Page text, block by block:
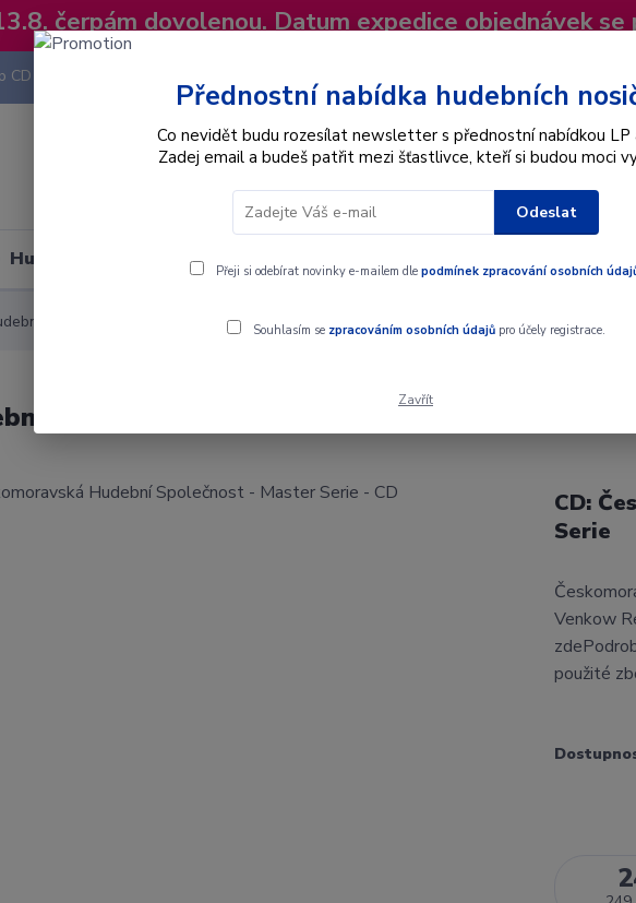
čerpám dovolenou. Datum expedice objednávek
CD
Hledat
Hudební styly Interpret Dárkové
Společnost - Master Serie - CD
Společnost - Master Serie - CD
CD:
Serie
Venkow
použité
Přednostní nabídka hudebních
Co nevidět budu rozesílat newsletter s přednostní nabídkou LP
Zadej email a budeš patřit mezi šťastlivce, kteří si budou moci
Odeslat
Přeji si odebírat novinky e-mailem dle podmínek zpracování osobních
Souhlasím se zpracováním osobních údajůpro účely registrace.
Zavřít